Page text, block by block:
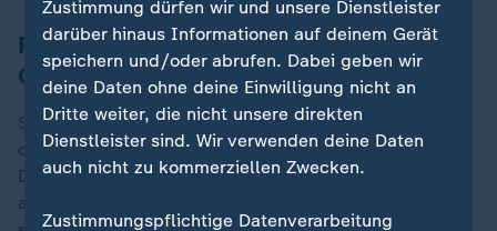
Familie besitzt Colts in der dritten
Generation
Soll heißen: Hier haben nun nicht plötzlich drei Frauen
das Sagen, denen das Alltags-Geschäft im Milliarden-
Dollar-Business NFL völlig fremd ist. Im Gegenteil. Sie
alle waren seit mehr als zehn Jahren bereits
Zustimmung dürfen wir und unsere Dienstleister
darüber hinaus Informationen auf deinem Gerät
speichern und/oder abrufen. Dabei geben wir
deine Daten ohne deine Einwilligung nicht an
Dritte weiter, die nicht unsere direkten
Dienstleister sind. Wir verwenden deine Daten
auch nicht zu kommerziellen Zwecken.
Zustimmungspflichtige Datenverarbeitung